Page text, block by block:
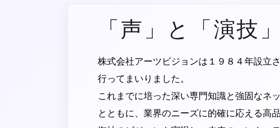
「声」と「演技
株式会社アーツビジョンは１９８４年設立
行ってまいりました。
これまでに培った深い専門知識と強固なネ
とともに、業界のニーズに的確に応える高